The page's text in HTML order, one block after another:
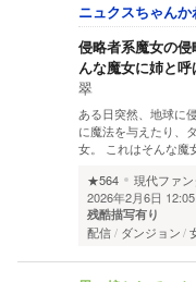
ニュクスちゃんか
侵略者系魔女の
んな魔女に姉と
翠
ある日突然、地球に
に魔法を与えたり、
女。 これはそんな
★564
現代ファ
2026年2月6日
残酷描写有り
配信 ダンジョン